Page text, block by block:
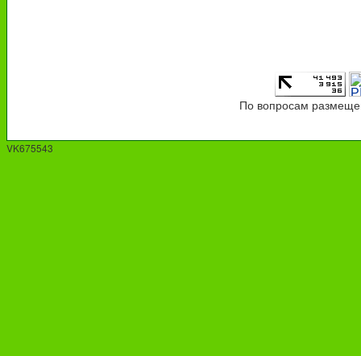
По вопросам
VK675543